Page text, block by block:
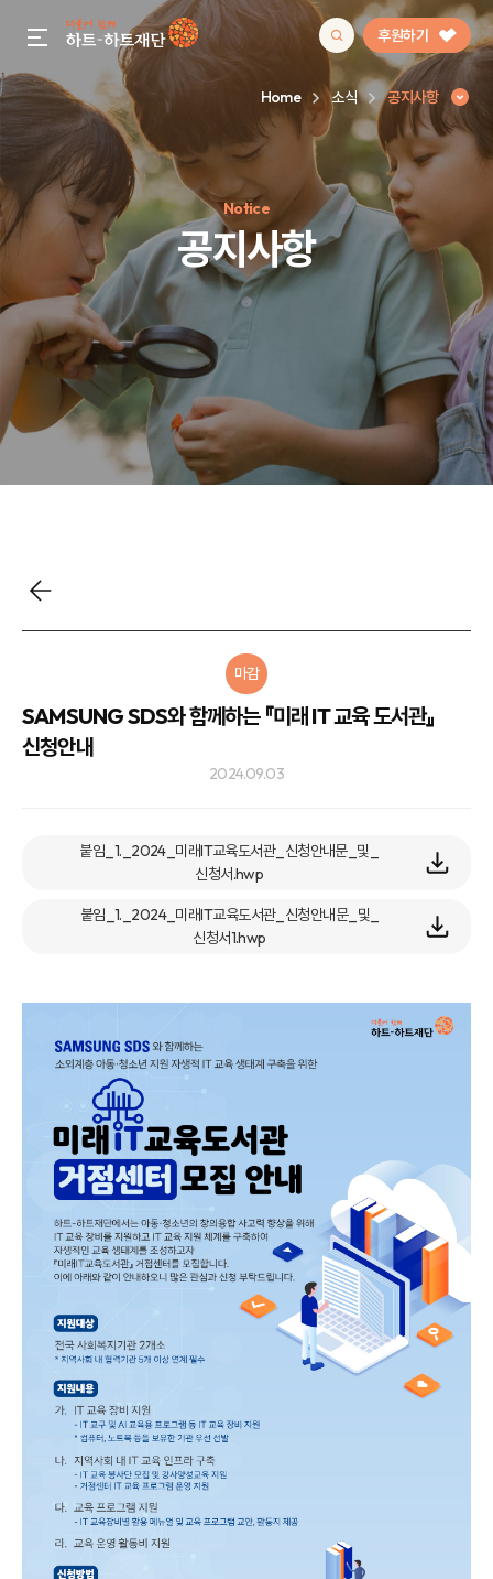
gnb menu open 후원하기
인기 키워드
#정기후원#하트플레이스#캠페인#팬덤후원
Home 소식 공지사항
Notice
공지사항
마감
SAMSUNG SDS와 함께하는 『미래 IT 교육 도서관』
신청안내
2024.09.03
붙임_1._2024_미래IT교육도서관_신청안내문_및_
신청서.hwp
붙임_1._2024_미래IT교육도서관_신청안내문_및_
신청서1.hwp